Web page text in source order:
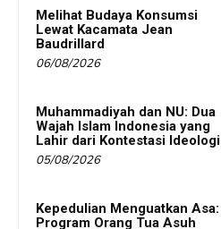
Melihat Budaya Konsumsi
Lewat Kacamata Jean
Baudrillard
06/08/2026
Muhammadiyah dan NU: Dua
Wajah Islam Indonesia yang
Lahir dari Kontestasi Ideologi
05/08/2026
Kepedulian Menguatkan Asa:
Program Orang Tua Asuh